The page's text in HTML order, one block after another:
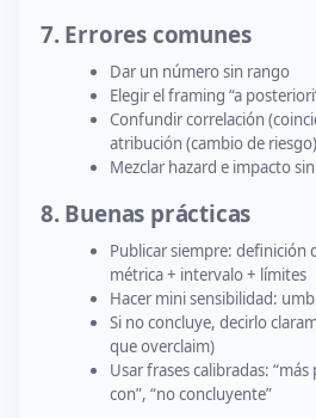
7. Errores comunes
Dar un número sin rango
Elegir el framing “a
Confundir correlación
atribución (cambio de riesgo)
Mezclar hazard e impacto
8. Buenas prácticas
Publicar siempre: definición
métrica + intervalo + límites
Hacer mini sensibilidad:
Si no concluye, decirlo
que overclaim)
Usar frases calibradas:
con”, “no concluyente”